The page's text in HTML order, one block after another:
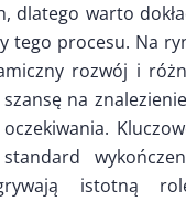
dlatego warto
tego procesu. Na
rozwój i
na
istotną